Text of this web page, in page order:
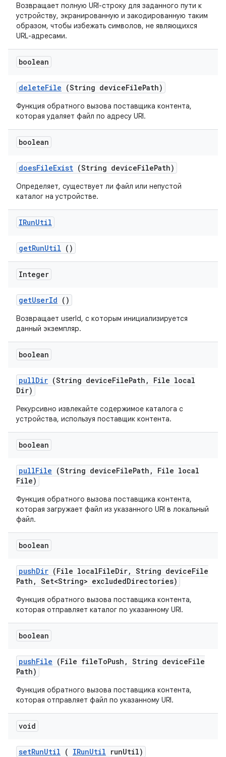
Возвращает полную URI-строку для заданного пути к
устройству, экранированную и закодированную таким
образом, чтобы избежать символов, не являющихся
URL-адресами.
boolean
deleteFile (String deviceFilePath)
Функция обратного вызова поставщика контента,
которая удаляет файл по адресу URI.
boolean
doesFileExist (String deviceFilePath)
Определяет, существует ли файл или непустой
каталог на устройстве.
IRunUtil
getRunUtil ()
Integer
getUserId ()
Возвращает userId, с которым инициализируется
данный экземпляр.
boolean
pullDir (String deviceFilePath ,
File local
Dir)
Рекурсивно извлекайте содержимое каталога с
устройства, используя поставщик контента.
boolean
pullFile (String deviceFilePath ,
File local
File)
Функция обратного вызова поставщика контента,
которая загружает файл из указанного URI в локальный
файл.
boolean
pushDir (File localFileDir, String deviceFile
Path , Set<String> excludedDirectories)
Функция обратного вызова поставщика контента,
которая отправляет каталог по указанному URI.
boolean
pushFile (File fileToPush , String deviceFile
Path)
Функция обратного вызова поставщика контента,
которая отправляет файл по указанному URI.
void
setRunUtil ( IRunUtil runUtil)